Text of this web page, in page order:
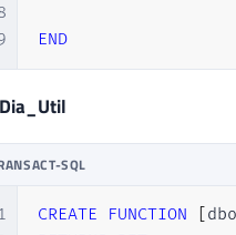
END
SQL
1
CREATE FUNCTION dbo